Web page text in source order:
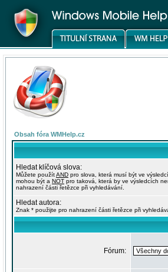
Obsah fóra WMHelp.cz
Hledat klíčová slova:
Můžete použítAND pro slova, která musí být ve
mohou být a NOT pro taková, která by ve výsledcích
nahrazení části řetězce při vyhledávání.
Hledat autora:
Znak * použijte pro nahrazení části řetězce při
Fórum: